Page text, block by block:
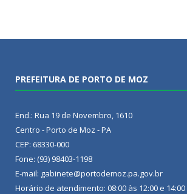
PREFEITURA DE PORTO DE MOZ
End.: Rua 19 de Novembro, 1610
Centro - Porto de Moz - PA
CEP: 68330-000
Fone: (93) 98403-1198
E-mail: gabinete@portodemoz.pa.gov.br
Horário de atendimento: 08:00 às 12:00 e 14:00